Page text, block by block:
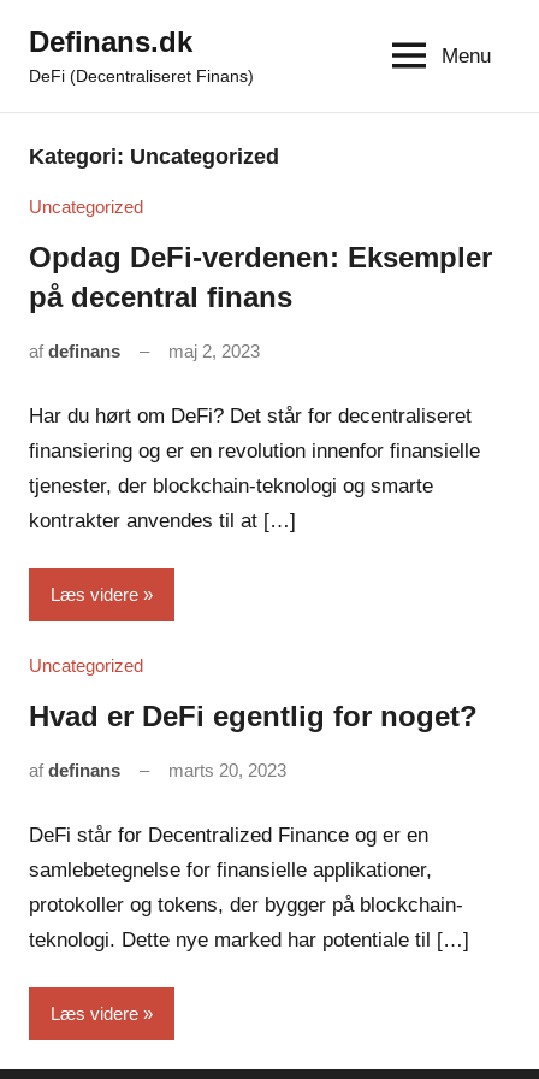
indhold
Definans.dk
DeFi (Decentraliseret Finans)
Menu
Kategori: Uncategorized
Uncategorized
Opdag DeFi-verdenen: Eksempler
på decentral finans
af definans maj 2, 2023
Har du hørt om DeFi? Det står for decentraliseret
finansiering og er en revolution innenfor finansielle
tjenester, der blockchain-teknologi og smarte
kontrakter anvendes til at […]
Læs videre
Uncategorized
Hvad er DeFi egentlig for noget?
af definans marts 20, 2023
DeFi står for Decentralized Finance og er en
samlebetegnelse for finansielle applikationer,
protokoller og tokens, der bygger på blockchain-
teknologi. Dette nye marked har potentiale til […]
Læs videre